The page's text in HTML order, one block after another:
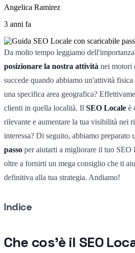
Angelica Ramirez
3 anni fa
Da molto tempo leggiamo
posizionare la nostra attività nei motori
succede quando abbiamo un'attività
una specifica area geografica?
clienti in quella località. Il SEO Locale è
rilevante e aumentare la tua visibilità nei
interessa? Di seguito, abbiamo preparato
passo per aiutarti a migliorare il tuo SEO
oltre a fornirti un mega consiglio che ti
definitiva alla tua strategia. Andiamo!
Indice
Che cos'è il SEO